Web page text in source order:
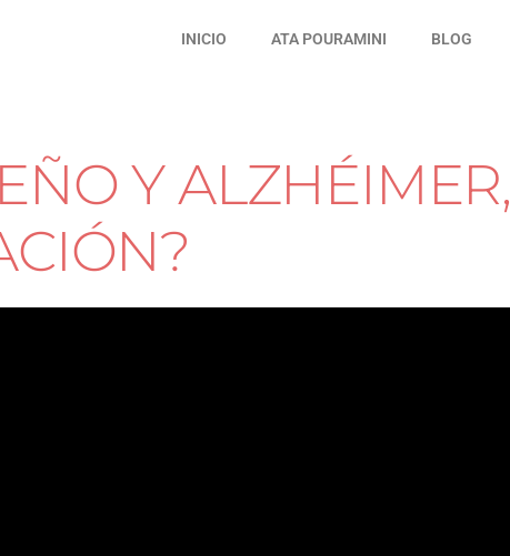
INICIO ATA POURAMINI BLOG
Y ALZHÉIMER,